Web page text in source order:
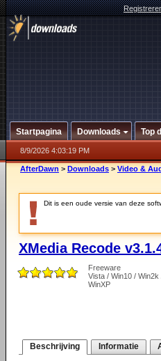
Startpagina Downloads Top
8/9/2026 4:03:19 PM
AfterDawn > Downloads > Video &
Dit is een oude versie van deze
XMedia Recode
Freeware
Vista / Win10 / Win2k
WinXP
Beschrijving Informatie